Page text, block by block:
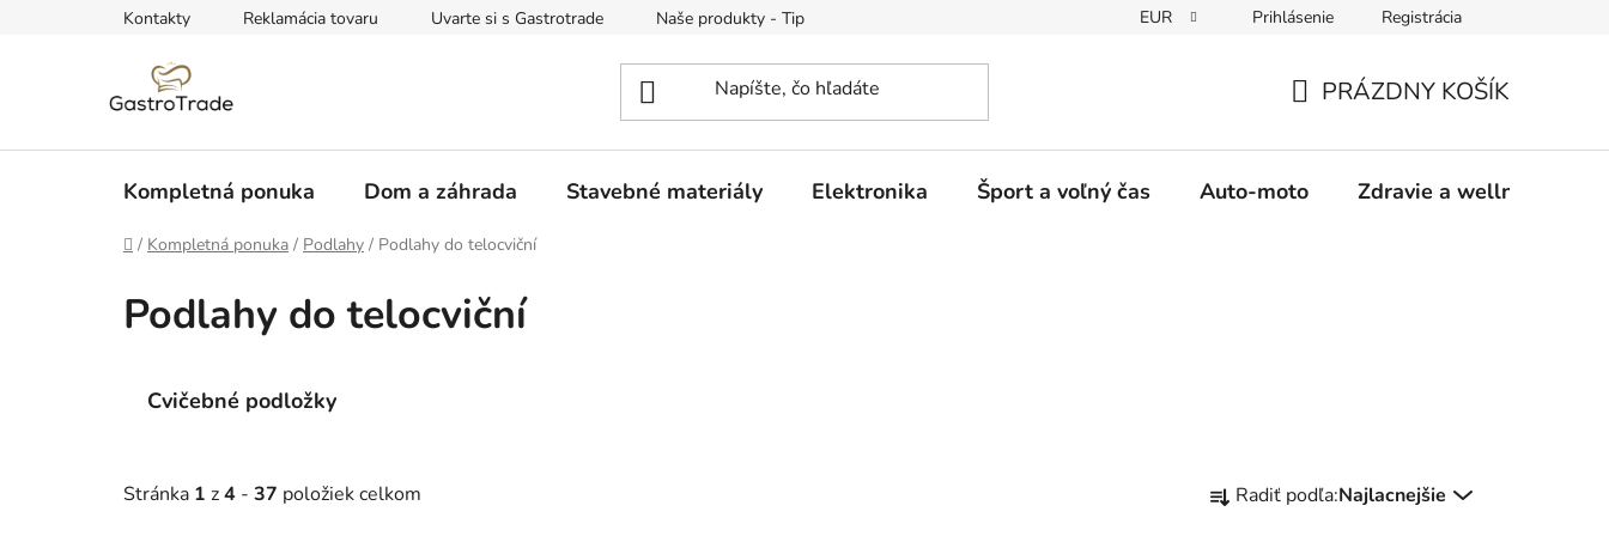
Kontakty Reklamácia tovaru Uvarte si s Gastrotrade Naše produkty - Tipy a triky Moja objednávka
EUR Prihlásenie Registrácia
KOŠÍK
PRÁZDNY KOŠÍK
Kompletná ponuka Dom a záhrada Stavebné materiály Elektronika Šport a voľný čas Auto-moto Zdravie a wellness
Domov
/ Kompletná ponuka / Podlahy / Podlahy do telocviční
Podlahy do telocviční
Cvičebné podložky
Stránka 1 z4 - 37 položiek celkom
a Radiť podľa:Najlacnejšie